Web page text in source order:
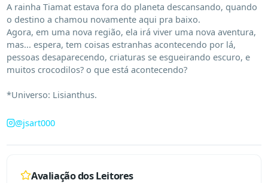
A rainha Tiamat estava fora do planeta descansando, quando
o destino a chamou novamente aqui pra baixo.
Agora, em uma nova região, ela irá viver uma nova aventura,
mas... espera, tem coisas estranhas acontecendo por lá,
pessoas desaparecendo, criaturas se esgueirando escuro, e
muitos crocodilos? o que está acontecendo?
*Universo: Lisianthus.
@jsart000
Avaliação dos Leitores